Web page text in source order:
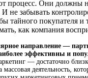
процесс. Они должны
И не забывать
тайного покупателя и
как компания
направление —
эффективны и
— достаточно
деятельность,